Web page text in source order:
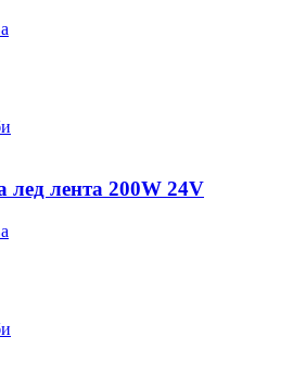
лед лента 200W 24V